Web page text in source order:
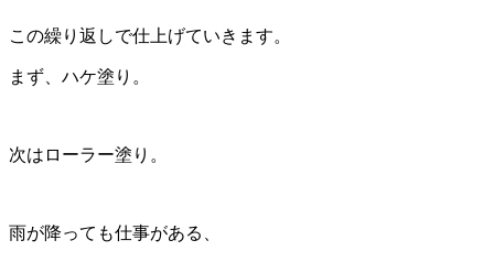
この繰り返しで仕上げていきます。
まず、ハケ塗り。
次はローラー塗り。
雨が降っても仕事がある、